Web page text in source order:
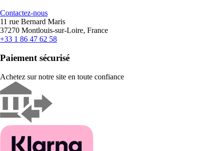
Contactez-nous
11 rue Bernard Maris
37270 Montlouis-sur-Loire, France
+33 1 86 47 62 58
Paiement sécurisé
Achetez sur notre site en toute confiance